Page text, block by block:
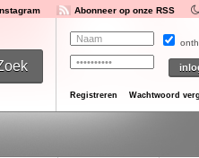
Abonneer op onze RSS
Registreren Wachtwoord